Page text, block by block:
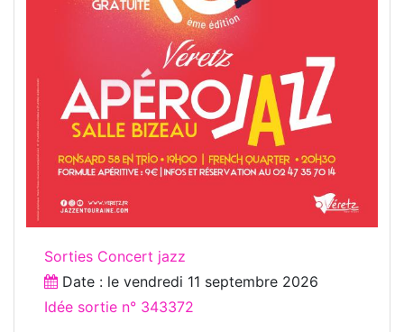
Sorties Concert jazz
Date : le vendredi 11 septembre 2026
Idée sortie n° 343372